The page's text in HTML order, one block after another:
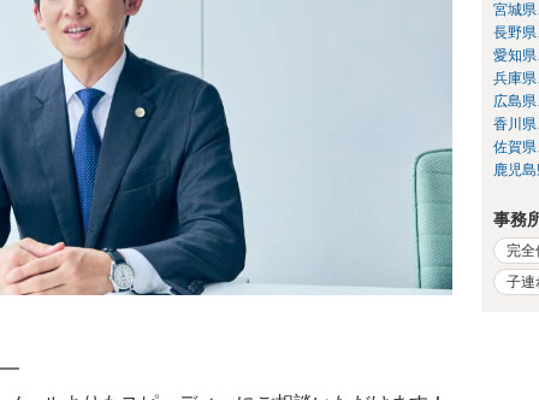
宮城県
長野県
愛知県
兵庫県
広島県
香川県
佐賀県
鹿児
事務
完全
子連